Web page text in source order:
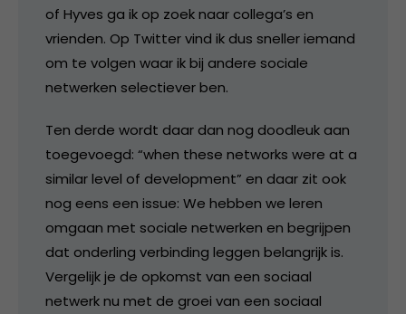
of Hyves ga ik op zoek naar collega’s en
vrienden. Op Twitter vind ik dus sneller iemand
om te volgen waar ik bij andere sociale
netwerken selectiever ben.
Ten derde wordt daar dan nog doodleuk aan
toegevoegd: “when these networks were at a
similar level of development” en daar zit ook
nog eens een issue: We hebben we leren
omgaan met sociale netwerken en begrijpen
dat onderling verbinding leggen belangrijk is.
Vergelijk je de opkomst van een sociaal
netwerk nu met de groei van een sociaal